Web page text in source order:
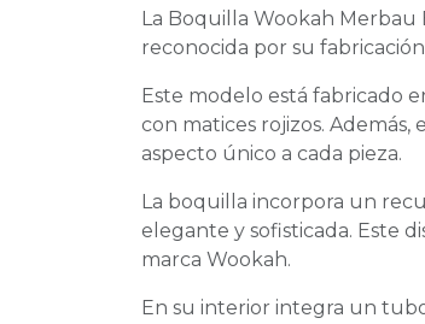
La Boquilla Wookah
reconocida por su
Este modelo está fabricado
con matices rojizos.
aspecto único a cada pieza.
La boquilla incorpora un
elegante y sofisticada. Este
marca Wookah.
En su interior integra un